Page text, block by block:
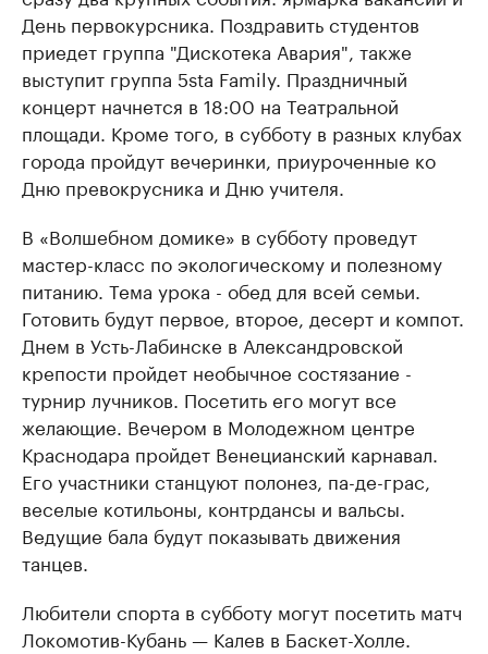
День первокурсника. Поздравить студентов
приедет группа "Дискотека Авария", также
выступит группа 5sta Familу. Праздничный
концерт начнется в 18:00 на Театральной
площади. Кроме того, в субботу в разных клубах
города пройдут вечеринки, приуроченные ко
Дню превокрусника и Дню учителя.
В «Волшебном домике» в субботу проведут
мастер-класс по экологическому и полезному
питанию. Тема урока - обед для всей семьи.
Готовить будут первое, второе, десерт и компот.
Днем в Усть-Лабинске в Александровской
крепости пройдет необычное состязание -
турнир лучников. Посетить его могут все
желающие. Вечером в Молодежном центре
Краснодара пройдет Венецианский карнавал.
Его участники станцуют полонез, па-де-грас,
веселые котильоны, контрдансы и вальсы.
Ведущие бала будут показывать движения
танцев.
Любители спорта в субботу могут посетить матч
Локомотив-Кубань — Калев в Баскет-Холле.